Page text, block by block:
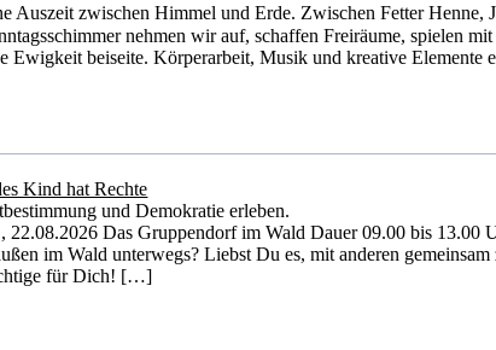
Auszeit zwischen Himmel und Erde. Zwischen Fetter
nehmen wir auf, schaffen Freiräume, spielen
Ewigkeit beiseite. Körperarbeit, Musik und kreative
Kind hat Rechte
und Demokratie erleben.
22.08.2026 Das Gruppendorf im Wald Dauer 09.00 bis
im Wald unterwegs? Liebst Du es, mit anderen
für Dich! […]